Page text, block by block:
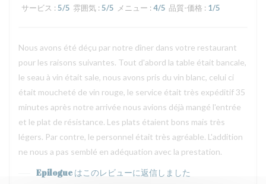
サービス : 5/5 雰囲気 : 5/5 メニュー : 4/5 品質-価格 : 1/5
Nous avons été déçu par notre dîner dans votre restaurant
pour les raisons suivantes. Tout d'abord la table était bancale,
le seau à vin était sale, nous avons pris du vin blanc, celui ci
était moucheté de vin rouge, le service était très expéditif 35
minutes après notre arrivée nous avions déjà mangé l'entrée
et le plat de résistance. Les plats étaient bons mais très
légers. Par contre, le personnel était très agréable. L'addition
ne nous a pas semblé en adéquation avec la prestation.
Epilogue はこのレビューに返信しました